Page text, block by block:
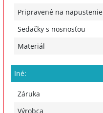
Pripravené na napustenie
Sedačky s nosnosťou
Materiál
Iné:
Záruka
Výrobca